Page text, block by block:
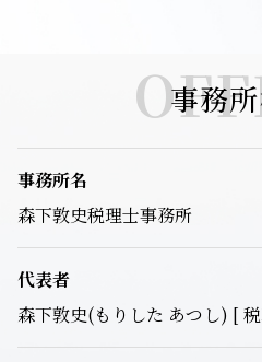
事務
事務所名
森下敦史税理士事務所
代表者
森下敦史(もりした あつし) [